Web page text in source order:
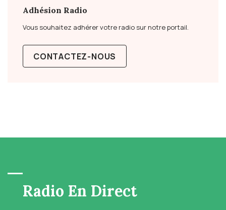
Adhésion Radio
Vous souhaitez adhérer votre radio sur notre portail.
CONTACTEZ-NOUS
Radio En Direct